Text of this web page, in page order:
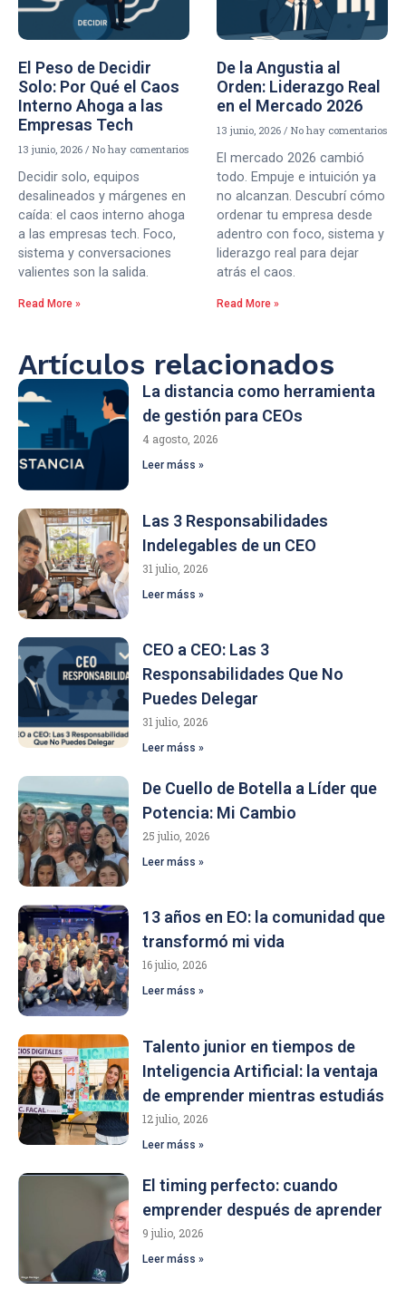
El Peso de Decidir
Solo: Por Qué el Caos
Interno Ahoga a las
Empresas Tech
13 junio, 2026 No hay comentarios
Decidir solo, equipos
desalineados y márgenes en
caída: el caos interno ahoga
a las empresas tech. Foco,
sistema y conversaciones
valientes son la salida.
Read More »
De la Angustia al
Orden: Liderazgo Real
en el Mercado 2026
13 junio, 2026 No hay comentarios
El mercado 2026 cambió
todo. Empuje e intuición ya
no alcanzan. Descubrí cómo
ordenar tu empresa desde
adentro con foco, sistema y
liderazgo real para dejar
atrás el caos.
Read More »
Artículos relacionados
La distancia como herramienta
de gestión para CEOs
4 agosto, 2026
Leer máss »
Las 3 Responsabilidades
Indelegables de un CEO
31 julio, 2026
Leer máss »
CEO a CEO: Las 3
Responsabilidades Que No
Puedes Delegar
31 julio, 2026
Leer máss »
De Cuello de Botella a Líder que
Potencia: Mi Cambio
25 julio, 2026
Leer máss »
13 años en EO: la comunidad que
transformó mi vida
16 julio, 2026
Leer máss »
Talento junior en tiempos de
Inteligencia Artificial: la ventaja
de emprender mientras estudiás
12 julio, 2026
Leer máss »
El timing perfecto: cuando
emprender después de aprender
9 julio, 2026
Leer máss »